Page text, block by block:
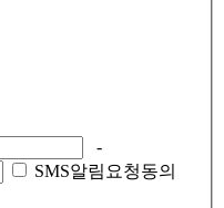
-
SMS알림요청동의